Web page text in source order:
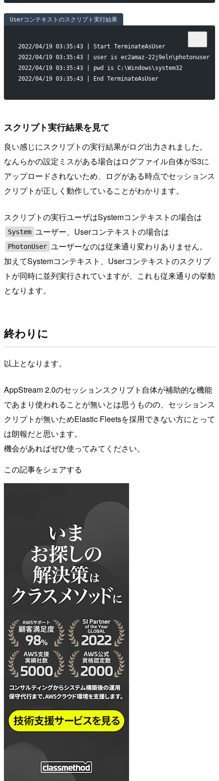
Userコンテキストのスクリプト実行結果
2022/04/19 03:35:43 | Start TerminateAsUser
2022/04/19 03:35:43 | user is ec2amaz-22j9eln\photonuser
2022/04/19 03:35:43 | pwd is C:\Windows\system32
2022/04/19 03:35:43 | End TerminateAsUser
スクリプト実行結果を見て
良い感じにスクリプトの実行結果がログ出力されました。
なんらかの設定ミスがある場合はログファイル自体がS3に
アップロードされないため、ログがある時点でセッションス
クリプトが正しく動作していることがわかります。
スクリプトの実行ユーザはSystemコンテキストの場合は
System ユーザー、Userコンテキストの場合は
PhotonUser ユーザーなのは従来通り変わりありません。
加えてSystemコンテキスト、Userコンテキストのスクリプ
トが同時に並列実行されていますが、これも従来通りの挙動
となります。
終わりに
以上となります。
AppStream 2.0のセッションスクリプト自体が補助的な機能
であまり使われることが無いとは思うものの、セッションス
クリプトが無いためElastic Fleetsを採用できない方にとって
は朗報だと思います。
機会があればぜひ使ってみてください。
この記事をシェアする